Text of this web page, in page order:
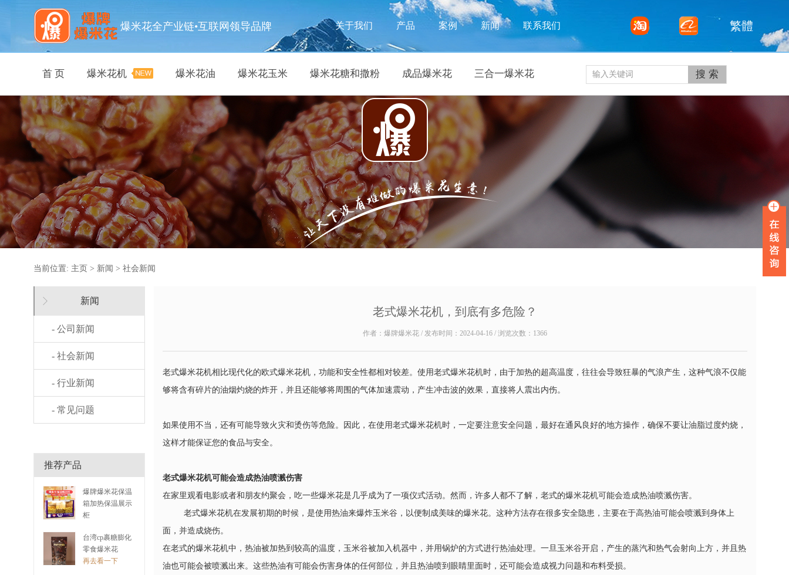
爆米花全产业链•互联网领导品牌 关于我们 产品 案例 新闻 联系我们 繁體
首 页 爆米花机 爆米花油 爆米花玉米 爆米花糖和撒粉 成品爆米花 三合一爆米花
当前位置: 主页 > 新闻 > 社会新闻
新闻
- 公司新闻
- 社会新闻
- 行业新闻
- 常见问题
推荐产品
爆牌爆米花保温
箱加热保温展示
柜
台湾cp裹糖膨化
零食爆米花
再去看一下
​老式爆米花机，到底有多危险？
作者：爆牌爆米花 / 发布时间：2024-04-16 / 浏览次数： 1366
老式爆米花机相比现代化的欧式爆米花机，功能和安全性都相对较差。使用老式爆米花机时，由于加热的超高温度，往往会导致狂暴的气浪产生，这种气浪不仅能
够将含有碎片的油烟灼烧的炸开，并且还能够将周围的气体加速震动，产生冲击波的效果，直接将人震出内伤。
如果使用不当，还有可能导致火灾和烫伤等危险。因此，在使用老式爆米花机时，一定要注意安全问题，最好在通风良好的地方操作，确保不要让油脂过度灼烧，
这样才能保证您的食品与安全。
老式爆米花机可能会造成热油喷溅伤害
在家里观看电影或者和朋友约聚会，吃一些爆米花是几乎成为了一项仪式活动。然而，许多人都不了解，老式的爆米花机可能会造成热油喷溅伤害。
老式爆米花机在发展初期的时候，是使用热油来爆炸玉米谷，以便制成美味的爆米花。这种方法存在很多安全隐患，主要在于高热油可能会喷溅到身体上
面，并造成烧伤。
在老式的爆米花机中，热油被加热到较高的温度，玉米谷被加入机器中，并用锅炉的方式进行热油处理。一旦玉米谷开启，产生的蒸汽和热气会射向上方，并且热
油也可能会被喷溅出来。这些热油有可能会伤害身体的任何部位，并且热油喷到眼睛里面时，还可能会造成视力问题和布料受损。